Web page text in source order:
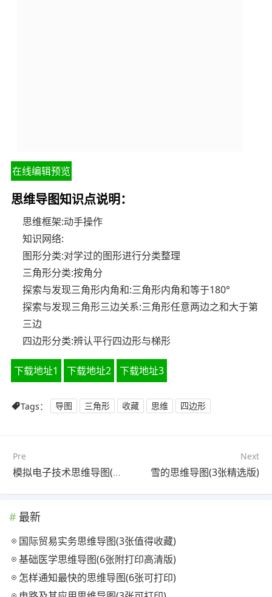
在线编辑预览
思维导图知识点说明：
思维框架:动手操作
知识网络:
图形分类:对学过的图形进行分类整理
三角形分类:按角分
探索与发现三角形内角和:三角形内角和等于180°
探索与发现三角形三边关系:三角形任意两边之和大于第
三边
四边形分类:辨认平行四边形与梯形
下载地址1 下载地址2 下载地址3
Tags： 导图 三角形 收藏 思维 四边形
Pre
模拟电子技术思维导图(3个附下载)
Next
雪的思维导图(3张精选版)
最新
国际贸易实务思维导图(3张值得收藏)
基础医学思维导图(6张附打印高清版)
怎样通知最快的思维导图(6张可打印)